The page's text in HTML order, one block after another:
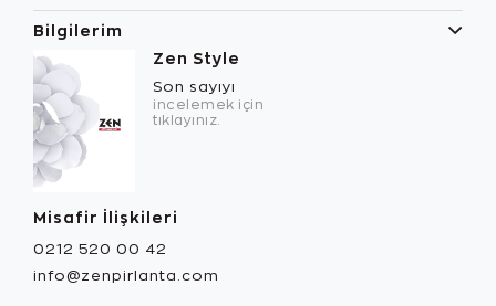
Bilgilerim
Zen Style
Son sayıyı
incelemek için
tıklayınız.
Misafir İlişkileri
0212 520 00 42
info@zenpirlanta.com